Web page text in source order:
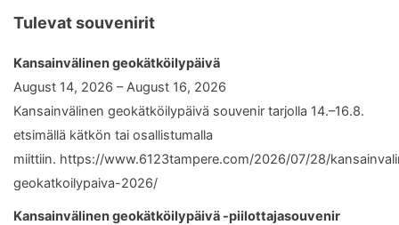
Tulevat souvenirit
Kansainvälinen geokätköilypäivä
August 14, 2026 – August 16, 2026
Kansainvälinen geokätköilypäivä souvenir tarjolla 14.–16.8.
etsimällä kätkön tai osallistumalla
miittiin. https://www.6123tampere.com/2026/07/28/
geokatkoilypaiva-2026/
Kansainvälinen geokätköilypäivä -piilottajasouvenir